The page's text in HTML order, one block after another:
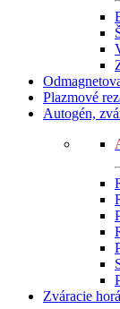
Plazmové
Autogén,
Zváracie